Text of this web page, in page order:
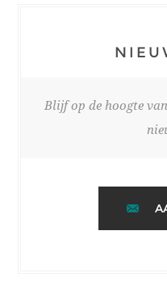
Blijf op de hoogte